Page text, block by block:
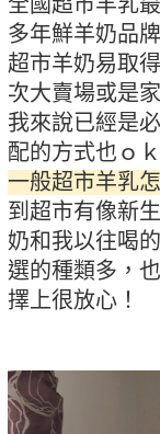
多年鮮羊奶品牌
超市羊奶易取
次大賣場或是
我來說已經是
配的方式也ｏ
一般超市羊乳
到超市有像新
奶和我以往喝
選的種類多，
擇上很放心！